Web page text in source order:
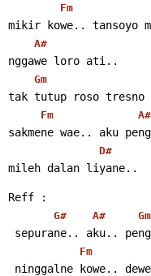
Fm
mikir kowe.. tansoyo
A#
nggawe loro ati..
Gm
tak tutup roso
Fm A#
sakmene wae.. aku
D#
mileh dalan liyane..
Reff :
G# A# Gm
sepurane.. aku..
Fm
ninggalne kowe..